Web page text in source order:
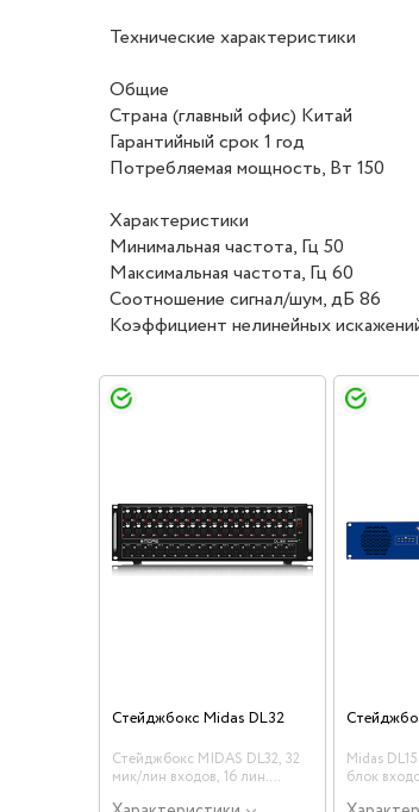
Технические характеристики
Общие
Страна (главный офис) Китай
Гарантийный срок 1 год
Потребляемая мощность, Вт 150
Характеристики
Минимальная частота, Гц 50
Максимальная частота, Гц 60
Соотношение сигнал/шум, дБ 86
Коэффициент нелинейных
Стейджбокс Midas DL32
Стейджбокс MIDAS DL32, 32
мик/лин входов, 16 лин.
Midas
блок